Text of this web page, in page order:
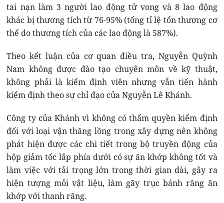
tai nạn làm 3 người lao động tử vong và 8 lao động
khác bị thương tích từ 76-95% (tổng tỉ lệ tổn thương cơ
thể do thương tích của các lao động là 587%).
Theo kết luận của cơ quan điều tra, Nguyễn Quỳnh
Nam không được đào tạo chuyên môn về kỹ thuật,
không phải là kiểm định viên nhưng vẫn tiến hành
kiểm định theo sự chỉ đạo của Nguyễn Lê Khánh.
Công ty của Khánh vì không có thẩm quyền kiểm định
đối với loại vận thăng lồng trong xây dựng nên không
phát hiện được các chi tiết trong bộ truyền động của
hộp giảm tốc lắp phía dưới có sự ăn khớp không tốt và
làm việc với tải trọng lớn trong thời gian dài, gây ra
hiện tượng mỏi vật liệu, làm gãy trục bánh răng ăn
khớp với thanh răng.